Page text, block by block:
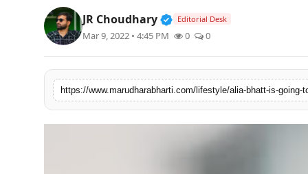
JR Choudhary Verified Public Figure •
Editorial Desk
Mar 9, 2022 • 4:45 PM 0 0
https://www.marudharabharti.com/lifestyle/alia-bhatt-is-going-